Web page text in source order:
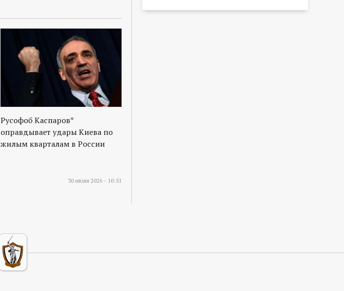
Русофоб Каспаров*
оправдывает удары Киева по
жилым кварталам в России
30 июля 2026 - 10:51